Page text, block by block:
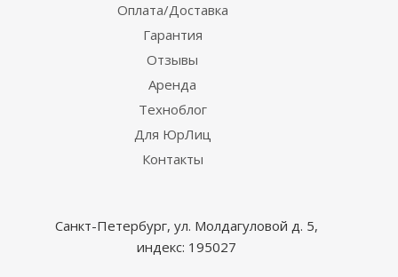
Оплата/Доставка
Гарантия
Отзывы
Аренда
Техноблог
Для ЮрЛиц
Контакты
Санкт-Петербург, ул. Молдагуловой д. 5,
индекс: 195027